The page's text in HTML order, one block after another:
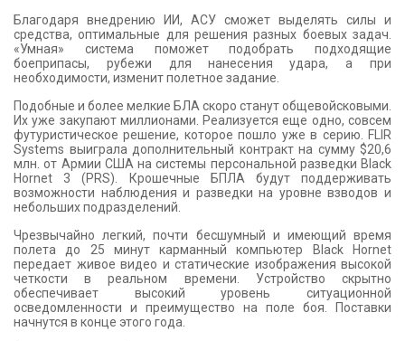
Благодаря внедрению ИИ, АСУ сможет выделять силы и
средства, оптимальные для решения разных боевых задач.
«Умная» система поможет подобрать подходящие
боеприпасы, рубежи для нанесения удара, а при
необходимости, изменит полетное задание.
Подобные и более мелкие БЛА скоро станут общевойсковыми.
Их уже закупают миллионами. Реализуется еще одно, совсем
футуристическое решение, которое пошло уже в серию. FLIR
Systems выиграла дополнительный контракт на сумму $20,6
млн. от Армии США на системы персональной разведки Black
Hornet 3 (PRS). Крошечные БПЛА будут поддерживать
возможности наблюдения и разведки на уровне взводов и
небольших подразделений.
Чрезвычайно легкий, почти бесшумный и имеющий время
полета до 25 минут карманный компьютер Black Hornet
передает живое видео и статические изображения высокой
четкости в реальном времени. Устройство скрытно
обеспечивает высокий уровень ситуационной
осведомленности и преимущество на поле боя. Поставки
начнутся в конце этого года.